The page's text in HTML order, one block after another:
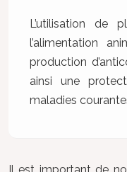
L’utilisation de
l’alimentation
production
ainsi une
maladies